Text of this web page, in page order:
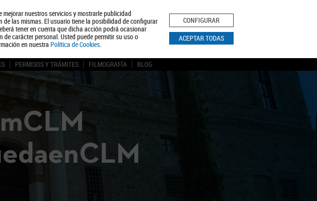
nuestros servicios y mostrarle publicidad
las mismas. El usuario tiene la posibilidad de configurar
tener en cuenta que dicha acción podrá ocasionar
carácter personal. Usted puede permitir su uso o
en nuestra Política de Cookies.
CONFIGURAR
ACEPTAR TODAS
Quiénes somos Turismo Política de Privacidad Aviso Legal Política de Cookies
BUSCAR
PERMISOS Y TRÁMITES FILMOGRAFÍA BLOG